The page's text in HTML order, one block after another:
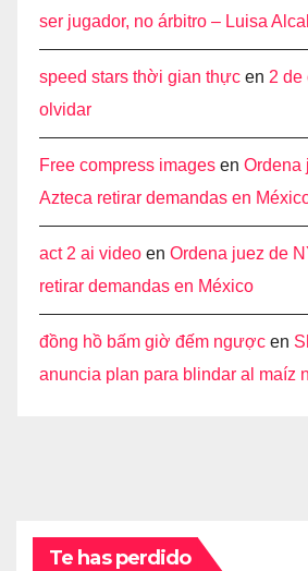
ser jugador, no árbitro – Luisa
speed stars thời gian thực en 2 de
olvidar
Free compress images en Ordena
Azteca retirar demandas en
act 2 ai video en Ordena juez de
retirar demandas en México
đồng hồ bấm giờ đếm ngược en
anuncia plan para blindar al maíz
Te has perdido